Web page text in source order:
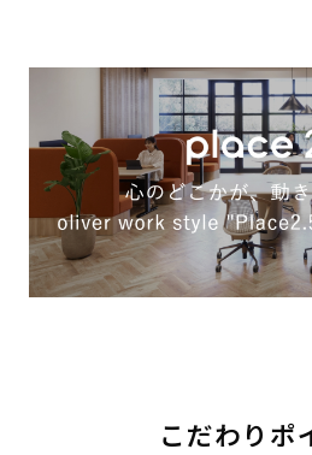
こだわりポ